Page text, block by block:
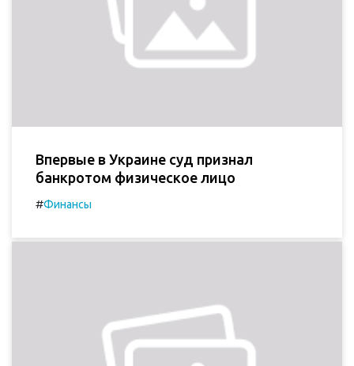
Впервые в Украине суд признал
банкротом физическое лицо
#Финансы